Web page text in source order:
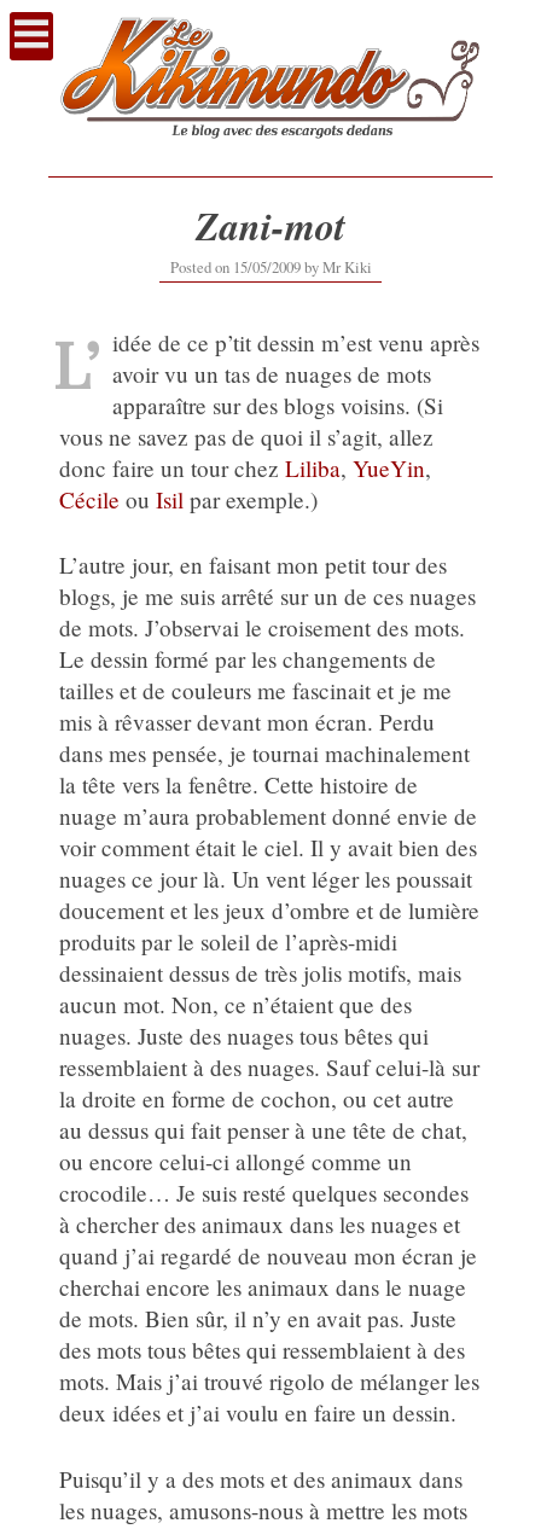
Voir
contenu
Zani-mot
Posted on 15/05/200916/09/2019
byMr Kiki
L’ idée de ce p’tit dessin m’est venu après
avoir vu un tas de nuages de mots
apparaître sur des blogs voisins. (Si
vous ne savez pas de quoi il s’agit, allez
donc faire un tour chezLiliba,YueYin,
Cécile ouIsil par exemple.)
L’autre jour, en faisant mon petit tour des
blogs, je me suis arrêté sur un de ces nuages
de mots. J’observai le croisement des mots.
Le dessin formé par les changements de
tailles et de couleurs me fascinait et je me
mis à rêvasser devant mon écran. Perdu
dans mes pensée, je tournai machinalement
la tête vers la fenêtre. Cette histoire de
nuage m’aura probablement donné envie de
voir comment était le ciel. Il y avait bien des
nuages ce jour là. Un vent léger les poussait
doucement et les jeux d’ombre et de lumière
produits par le soleil de l’après-midi
dessinaient dessus de très jolis motifs, mais
aucun mot. Non, ce n’étaient que des
nuages. Juste des nuages tous bêtes qui
ressemblaient à des nuages. Sauf celui-là sur
la droite en forme de cochon, ou cet autre
au dessus qui fait penser à une tête de chat,
ou encore celui-ci allongé comme un
crocodile… Je suis resté quelques secondes
à chercher des animaux dans les nuages et
quand j’ai regardé de nouveau mon écran je
cherchai encore les animaux dans le nuage
de mots. Bien sûr, il n’y en avait pas. Juste
des mots tous bêtes qui ressemblaient à des
mots. Mais j’ai trouvé rigolo de mélanger les
deux idées et j’ai voulu en faire un dessin.
Puisqu’il y a des mots et des animaux dans
les nuages, amusons-nous à mettre les mots